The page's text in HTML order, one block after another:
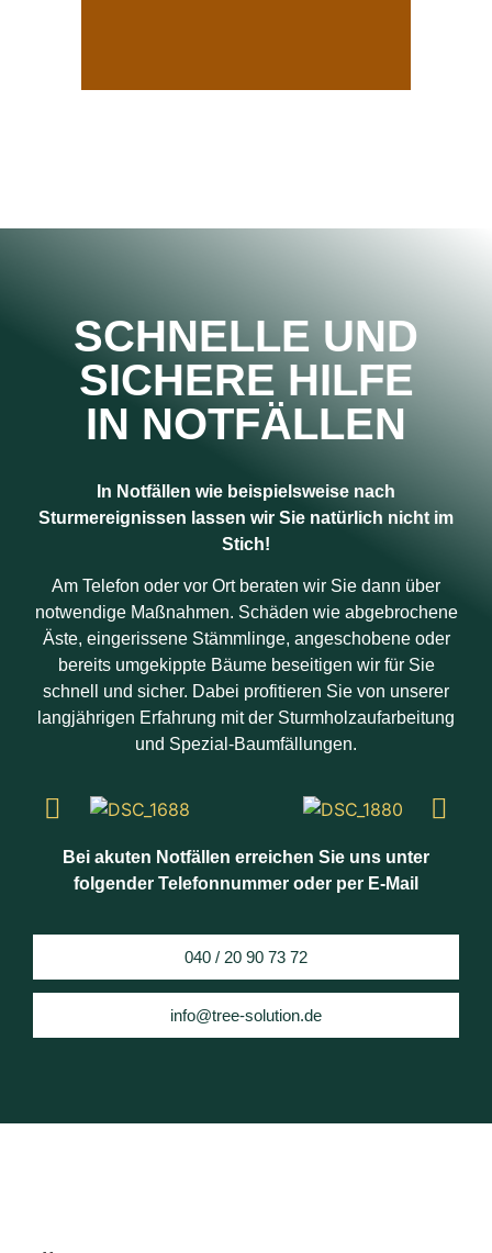
SCHNELLE UND
SICHERE HILFE
IN NOTFÄLLEN
In Notfällen wie beispielsweise nach
Sturmereignissen lassen wir Sie natürlich nicht im
Stich!
Am Telefon oder vor Ort beraten wir Sie dann über
notwendige Maßnahmen. Schäden wie abgebrochene
Äste, eingerissene Stämmlinge, angeschobene oder
bereits umgekippte Bäume beseitigen wir für Sie
schnell und sicher. Dabei profitieren Sie von unserer
langjährigen Erfahrung mit der Sturmholzaufarbeitung
und Spezial-Baumfällungen.
Bei akuten Notfällen erreichen Sie uns unter
folgender Telefonnummer oder per E-Mail
040 / 20 90 73 72
info@tree-solution.de